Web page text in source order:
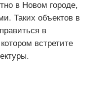
в Новом городе,
Таких объектов в
в
встретите